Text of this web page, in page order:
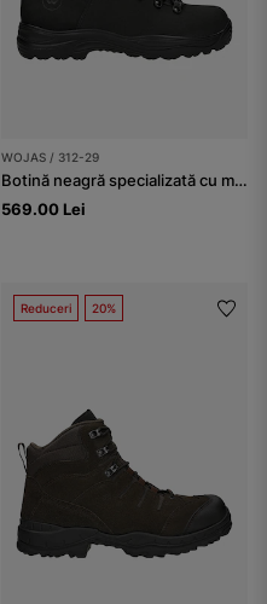
WOJAS / 312-29
Botină neagră specializată cu membrană și talpă antiperforație
569.00 Lei
Reduceri 20%